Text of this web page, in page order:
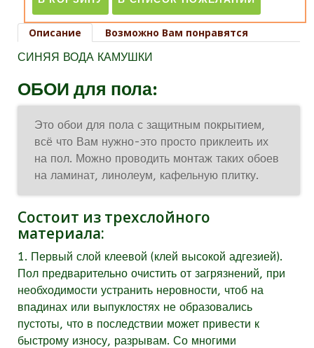
Описание
Возможно Вам понравятся
СИНЯЯ ВОДА КАМУШКИ
ОБОИ для пола:
Это обои для пола с защитным покрытием,
всё что Вам нужно-это просто приклеить их
на пол. Можно проводить монтаж таких обоев
на ламинат, линолеум, кафельную плитку.
Состоит из трехслойного
материала:
1. Первый слой клеевой (клей высокой адгезией).
Пол предварительно очистить от загрязнений, при
необходимости устранить неровности, чтоб на
впадинах или выпуклостях не образовались
пустоты, что в последствии может привести к
быстрому износу, разрывам. Со многими